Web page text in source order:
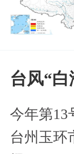
台风“
今年第13
台州玉环